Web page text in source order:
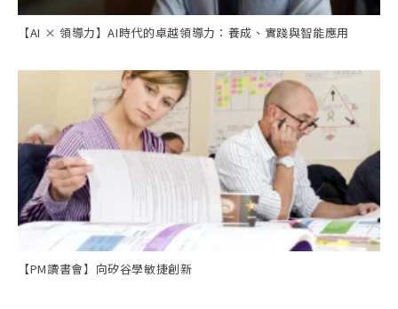
【AI × 領導力】AI時代的卓越領導力：養成、實踐與智能應用
【PM讀書會】向矽谷學敏捷創新